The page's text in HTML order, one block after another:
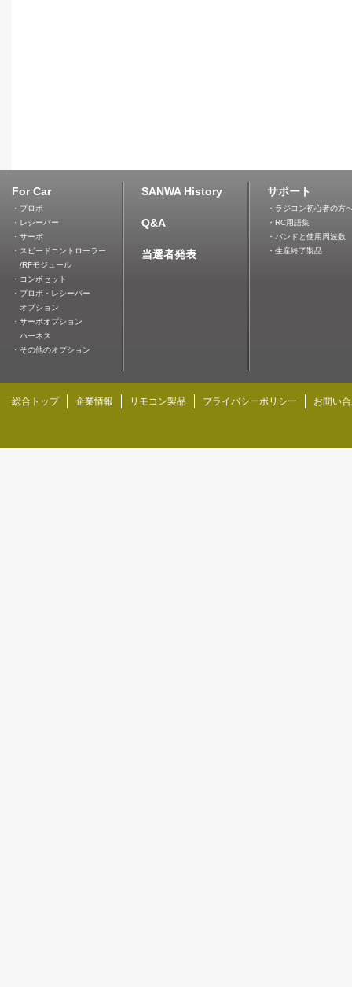
For Car
・プロポ
・レシーバー
・サーボ
・スピードコントローラー
/RFモジュール
・コンボセット
・プロポ・レシーバー
オプション
・サーボオプション
ハーネス
・その他のオプション
SANWA History
Q&A
当選者発表
サポート
・ラジコン初心者の方
・RC用語集
・バンドと使用周波数
・生産終了製品
総合トップ 企業情報 リモコン製品 プライバシーポリシー お問い